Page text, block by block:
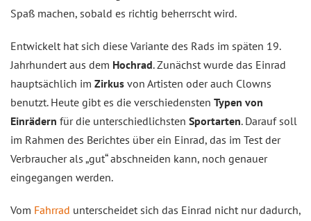
Spaß machen, sobald es richtig beherrscht wird.
Entwickelt hat sich diese Variante des Rads im späten 19.
Jahrhundert aus dem Hochrad. Zunächst wurde das Einrad
hauptsächlich im Zirkus von Artisten oder auch Clowns
benutzt. Heute gibt es die verschiedensten Typen von
Einrädern für die unterschiedlichsten Sportarten. Darauf soll
im Rahmen des Berichtes über ein Einrad, das im Test der
Verbraucher als „gut“ abschneiden kann, noch genauer
eingegangen werden.
Vom Fahrrad unterscheidet sich das Einrad nicht nur dadurch,